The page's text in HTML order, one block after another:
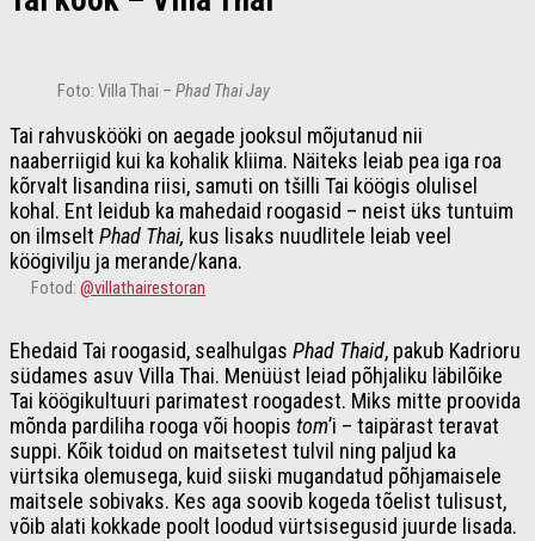
Foto: Villa Thai – Phad Thai Jay
Tai rahvuskööki on aegade jooksul mõjutanud nii
naaberriigid kui ka kohalik kliima. Näiteks leiab pea iga roa
kõrvalt lisandina riisi, samuti on tšilli Tai köögis olulisel
kohal. Ent leidub ka mahedaid roogasid – neist üks tuntuim
on ilmselt Phad Thai, kus lisaks nuudlitele leiab veel
köögivilju ja merande/kana.
Fotod:@villathairestoran
Ehedaid Tai roogasid, sealhulgas Phad Thaid, pakub Kadrioru
südames asuv Villa Thai. Menüüst leiad põhjaliku läbilõike
Tai köögikultuuri parimatest roogadest. Miks mitte proovida
mõnda pardiliha rooga või hoopis tom’i – taipärast teravat
suppi. Kõik toidud on maitsetest tulvil ning paljud ka
vürtsika olemusega, kuid siiski mugandatud põhjamaisele
maitsele sobivaks. Kes aga soovib kogeda tõelist tulisust,
võib alati kokkade poolt loodud vürtsisegusid juurde lisada.